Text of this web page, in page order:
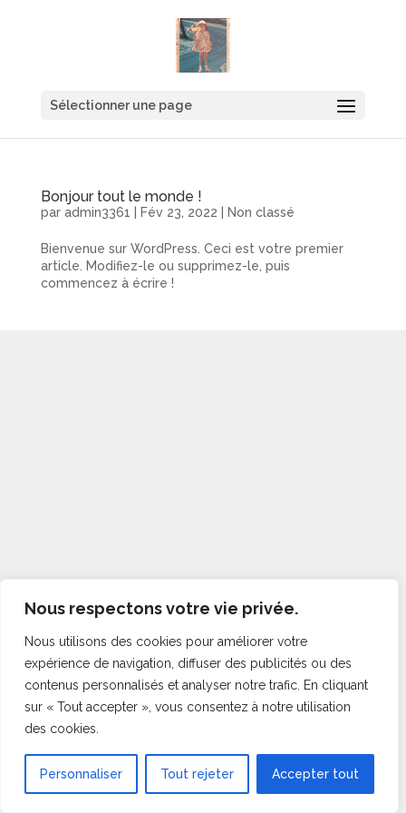
Nous respectons votre vie privée.
Nous utilisons des cookies pour améliorer votre
expérience de navigation, diffuser des publicités ou des
contenus personnalisés et analyser notre trafic. En cliquant
sur « Tout accepter », vous consentez à notre utilisation
des cookies.
Personnaliser Tout rejeter Accepter tout
Sélectionner une page
Bonjour tout le monde !
par admin3361 Fév 23, 2022 Non classé
Bienvenue sur WordPress. Ceci est votre premier
article. Modifiez-le ou supprimez-le, puis
commencez à écrire !